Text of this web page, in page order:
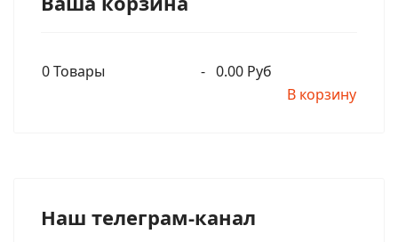
0Товары - 0.00 Руб
В корзину
Наш телеграм-канал